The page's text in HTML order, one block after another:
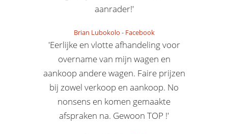
aanrader!'
Brian Lubokolo - Facebook
'Eerlijke en vlotte afhandeling voor
overname van mijn wagen en
aankoop andere wagen. Faire prijzen
bij zowel verkoop en aankoop. No
nonsens en komen gemaakte
afspraken na. Gewoon TOP !'